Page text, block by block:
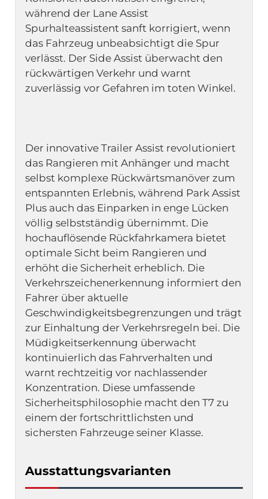
während der Lane Assist
Spurhalteassistent sanft korrigiert, wenn
das Fahrzeug unbeabsichtigt die Spur
verlässt. Der Side Assist überwacht den
rückwärtigen Verkehr und warnt
Der innovative Trailer Assist revolutioniert
das Rangieren mit Anhänger und macht
selbst komplexe Rückwärtsmanöver zum
entspannten Erlebnis, während Park Assist
Plus auch das Einparken in enge Lücken
völlig selbstständig übernimmt. Die
hochauflösende Rückfahrkamera bietet
optimale Sicht beim Rangieren und
erhöht die Sicherheit erheblich. Die
Verkehrszeichenerkennung informiert den
Fahrer über aktuelle
Geschwindigkeitsbegrenzungen und trägt
zur Einhaltung der Verkehrsregeln bei. Die
Müdigkeitserkennung überwacht
kontinuierlich das Fahrverhalten und
warnt rechtzeitig vor nachlassender
Konzentration. Diese umfassende
Sicherheitsphilosophie macht den T7 zu
einem der fortschrittlichsten und
sichersten Fahrzeuge seiner Klasse.
Ausstattungsvarianten